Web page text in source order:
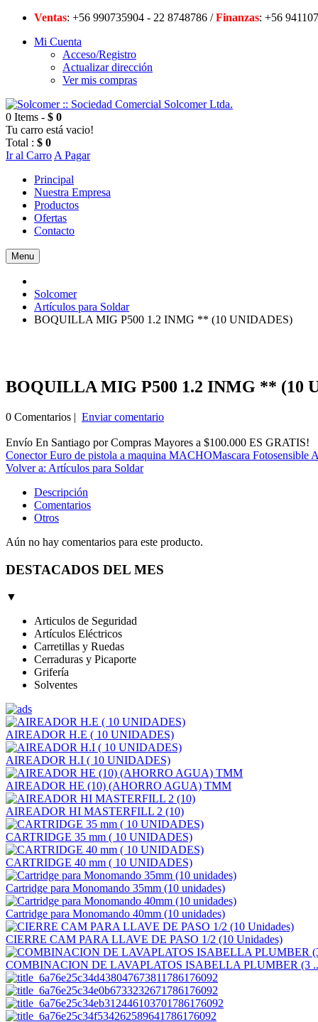
Ventas: +56 990735904 - 22 8748786 /Finanzas: +56
Mi Cuenta
Acceso/Registro
Actualizar dirección
Ver mis compras
0 Items - $ 0
Tu carro está vacio!
Total : $ 0
Ir al Carro A Pagar
Principal
Nuestra Empresa
Productos
Ofertas
Contacto
Menu
Solcomer
Artículos para Soldar
BOQUILLA MIG P500 1.2 INMG ** (10 UNIDADES)
BOQUILLA MIG P500 1.2 INMG ** (10
0 Comentarios | Enviar comentario
Envío En Santiago por Compras Mayores a $100.000 ES GRATIS!
Conector Euro de pistola a maquina MACHOMascara Fotosensible
Volver a: Artículos para Soldar
Descripción
Comentarios
Otros
Aún no hay comentarios para este producto.
DESTACADOS DEL MES
▼
Articulos de Seguridad
Artículos Eléctricos
Carretillas y Ruedas
Cerraduras y Picaporte
Grifería
Solventes
AIREADOR H.E ( 10 UNIDADES)
AIREADOR H.I ( 10 UNIDADES)
AIREADOR HE (10) (AHORRO AGUA) TMM
AIREADOR HI MASTERFILL 2 (10)
CARTRIDGE 35 mm ( 10 UNIDADES)
CARTRIDGE 40 mm ( 10 UNIDADES)
Cartridge para Monomando 35mm (10 unidades)
Cartridge para Monomando 40mm (10 unidades)
CIERRE CAM PARA LLAVE DE PASO 1/2 (10 Unidades)
COMBINACION DE LAVAPLATOS ISABELLA PLUMBER (3